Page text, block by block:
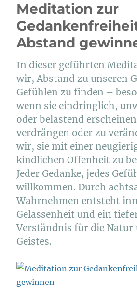
Meditation zur
Abstand
In dieser geführten
wir, Abstand zu unseren
Gefühlen zu finden –
wenn sie eindringlich,
oder belastend
verdrängen oder zu
wir, sie mit einer
kindlichen Offenheit zu
Jeder Gedanke, jedes
willkommen. Durch
Wahrnehmen entsteht
Gelassenheit und ein
Verständnis für die Natur
Geistes.